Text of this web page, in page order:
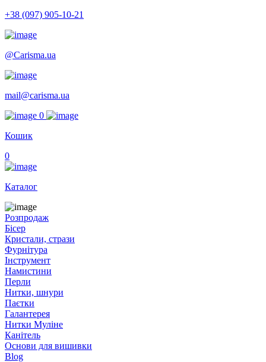
+38 (097) 905-10-21
@Carisma.ua
mail@carisma.ua
0
Кошик
0
Каталог
Розпродаж
Бісер
Кристали, стрази
Фурнітура
Інструмент
Намистини
Перли
Нитки, шнури
Паєтки
Галантерея
Нитки Муліне
Канітель
Основи для вишивки
Blog